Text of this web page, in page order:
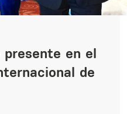
en el
de